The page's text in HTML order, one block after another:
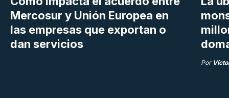
Mercosur y Unión Europea en
las empresas que exportan o
dan servicios
Por